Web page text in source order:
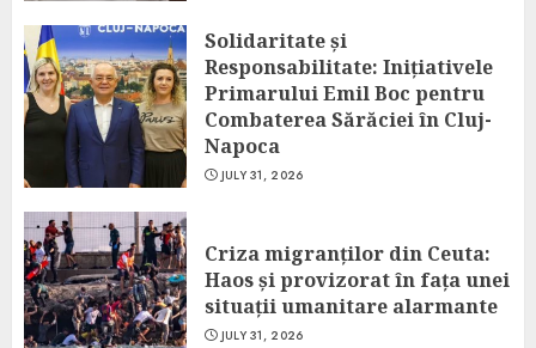
Solidaritate și
Responsabilitate: Inițiativele
Primarului Emil Boc pentru
Combaterea Sărăciei în Cluj-
Napoca
JULY 31, 2026
Criza migranților din Ceuta:
Haos și provizorat în fața unei
situații umanitare alarmante
JULY 31, 2026